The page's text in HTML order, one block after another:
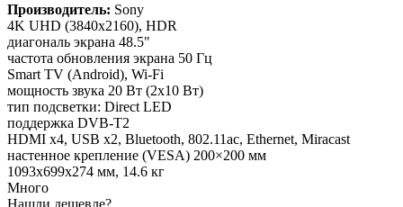
Производитель: Sony
4K UHD (3840x2160), HDR
диагональ экрана 48.5"
частота обновления экрана 50 Гц
Smart TV (Android), Wi-Fi
мощность звука 20 Вт (2х10 Вт)
тип подсветки: Direct LED
поддержка DVB-T2
HDMI x4, USB x2, Bluetooth, 802.11ac, Ethernet, Miracast
настенное крепление (VESA) 200×200 мм
1093x699x274 мм, 14.6 кг
Много
Нашли дешевле?